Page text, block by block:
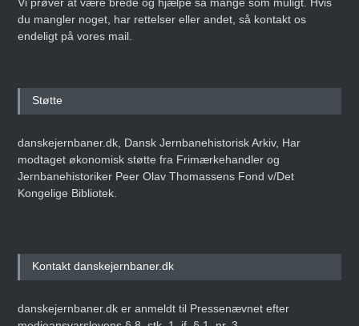
du mangler noget, har rettelser eller andet, så kontakt os
endeligt på vores mail.
Støtte
danskejernbaner.dk, Dansk Jernbanehistorisk Arkiv, Har
modtaget økonomisk støtte fra Frimærkehandler og
Jernbanehistoriker Peer Olav Thomassens Fond v/Det
Kongelige Bibliotek.
Kontakt danskejernbaner.dk
danskejernbaner.dk er anmeldt til Pressenævnet efter